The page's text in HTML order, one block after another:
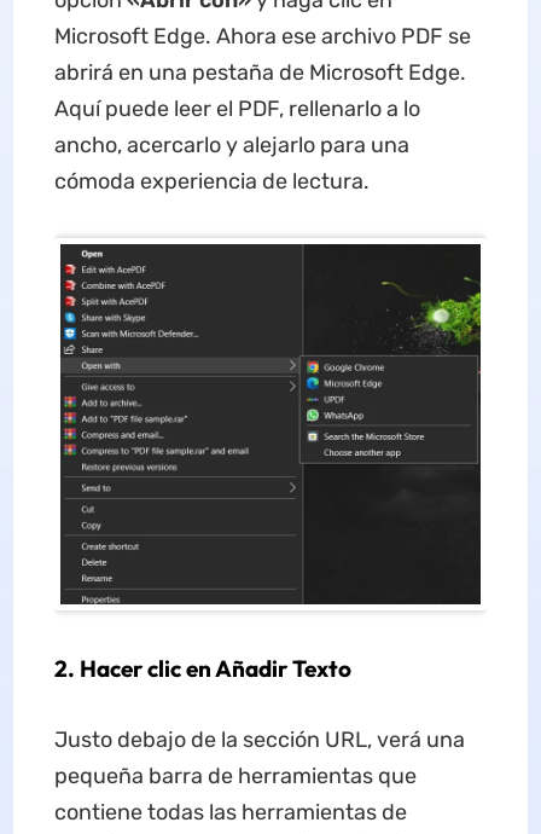
Microsoft Edge. Ahora ese archivo PDF se
abrirá en una pestaña de Microsoft Edge.
Aquí puede leer el PDF, rellenarlo a lo
ancho, acercarlo y alejarlo para una
cómoda experiencia de lectura.
2. Hacer clic en Añadir Texto
Justo debajo de la sección URL, verá una
pequeña barra de herramientas que
contiene todas las herramientas de